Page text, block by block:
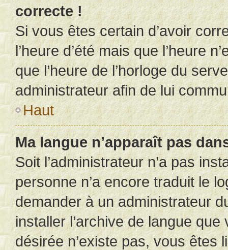
correcte !
Si vous êtes certain d’avoir
l’heure d’été mais que l’heure
que l’heure de l’horloge du
administrateur afin de lui
Haut
Ma langue n’apparaît pas
Soit l’administrateur n’a pas
personne n’a encore traduit le
demander à un administrateur
installer l’archive de langue
désirée n’existe pas, vous êtes